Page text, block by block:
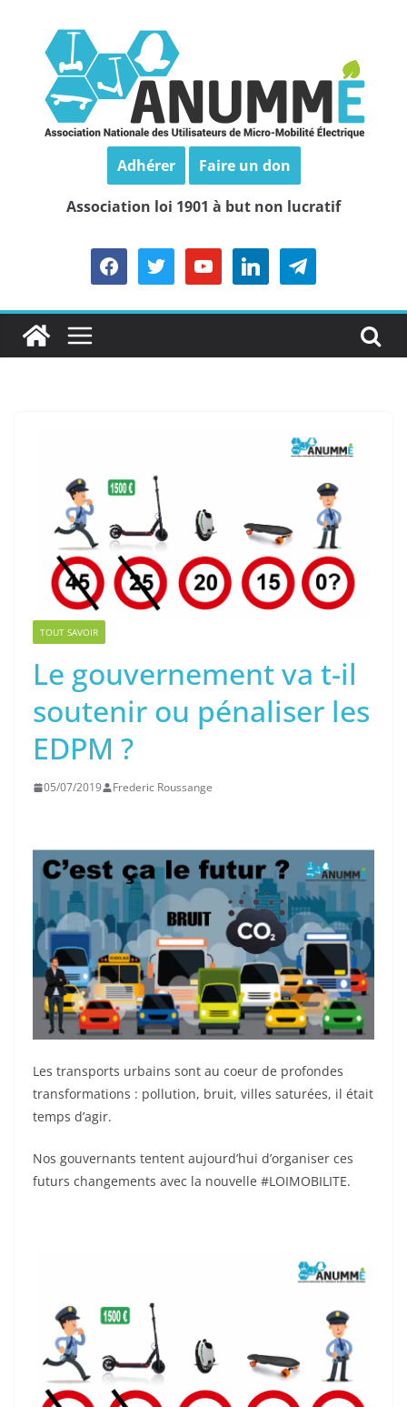
contenu
Adhérer Faire un don
Association loi 1901 à but non lucratif
facebook twitter youtube linkedin telegram
TOUT SAVOIR
Le gouvernement va t-il
soutenir ou pénaliser les
EDPM ?
05/07/2019 Frederic Roussange
Les transports urbains sont au coeur de profondes
transformations : pollution, bruit, villes saturées, il était
temps d’agir.
Nos gouvernants tentent aujourd’hui d’organiser ces
futurs changements avec la nouvelle #LOIMOBILITE.